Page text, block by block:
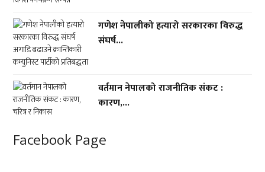
गणेश नेपालीको हत्यारो सरकारका विरुद्ध
संघर्ष...
वर्तमान नेपालको राजनीतिक संकट :
कारण,...
Facebook Page